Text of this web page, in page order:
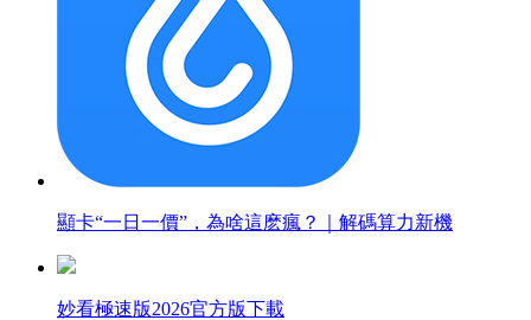
顯卡“一日一價”，為啥這麽瘋？｜解碼算力新機
妙看極速版2026官方版下載